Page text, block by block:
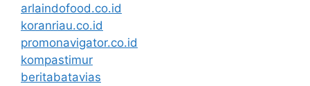
arlaindofood.co.id
koranriau.co.id
promonavigator.co.id
kompastimur
beritabatavias